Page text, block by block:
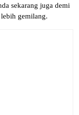
sekarang juga demi
gemilang.